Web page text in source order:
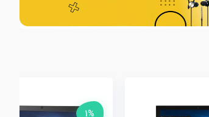
1%